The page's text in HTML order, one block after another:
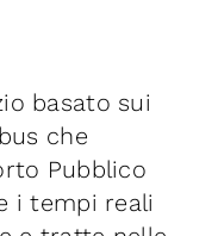
basato sui
che
Pubblico
i tempi reali